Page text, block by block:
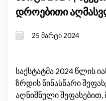
დროებითი
ეკონომიკის
ფაქტორებს
25 მარტი 2024
საქსტატმა 2024 წლის
ზრდის წინასწარი
აღნიშნული შეფასებით,